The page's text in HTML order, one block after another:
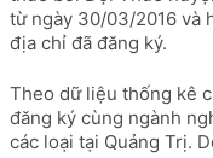
từ ngày 30/03/2016 và
địa chỉ đã đăng ký.
Theo dữ liệu thống kê
đăng ký cùng ngành
các loại tại Quảng Trị.